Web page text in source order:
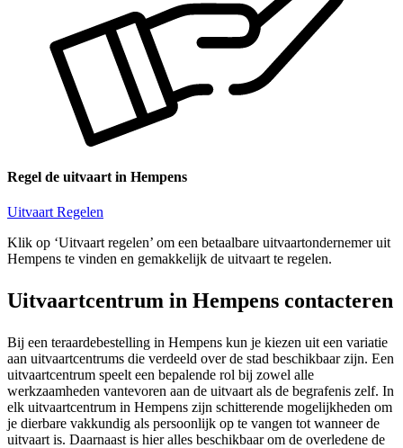
Regel de uitvaart in Hempens
Uitvaart Regelen
Klik op ‘Uitvaart regelen’ om een betaalbare uitvaartondernemer uit
Hempens te vinden en gemakkelijk de uitvaart te regelen.
Uitvaartcentrum in Hempens contacteren
Bij een teraardebestelling in Hempens kun je kiezen uit een variatie
aan uitvaartcentrums die verdeeld over de stad beschikbaar zijn. Een
uitvaartcentrum speelt een bepalende rol bij zowel alle
werkzaamheden vantevoren aan de uitvaart als de begrafenis zelf. In
elk uitvaartcentrum in Hempens zijn schitterende mogelijkheden om
je dierbare vakkundig als persoonlijk op te vangen tot wanneer de
uitvaart is. Daarnaast is hier alles beschikbaar om de overledene de